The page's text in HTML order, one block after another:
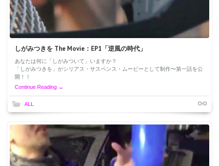
しがみつきを The Movie：EP1「逆風の時代」
あなたは何に「しがみついて」いますか？
「しがみつきを」がシリアス・サスペンス・ムービーとして制作〜第一話を公
開！！
Continue Reading →
ALL